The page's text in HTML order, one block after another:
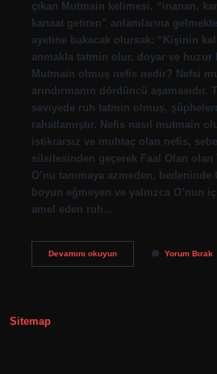
çıkan Mutmain kelimesi, “inanan,
kanaat getiren” anlamlarına
ayetine bakacak olursak: “Kişinin
anmakla tatmin olur, doyar ve huzur
Mutmain olmuş nefis nedir? Nefsi
arındırmanın dördüncü aşamasıdır.
seviyede ruh tatmin olmuş,
rahatlamıştır. Nefis nasıl mutmain
istikrarsız ve muhtaç olan nefis,
silsilesinden geçerek Faal Olan olan
O’nu tanımaya azmeden, bedeninde
boyun eğmeyen ve yalnızca O’nun
amel eden ruh…
Devamını okuyunMutmain
Yorum Bırak
Sitemap